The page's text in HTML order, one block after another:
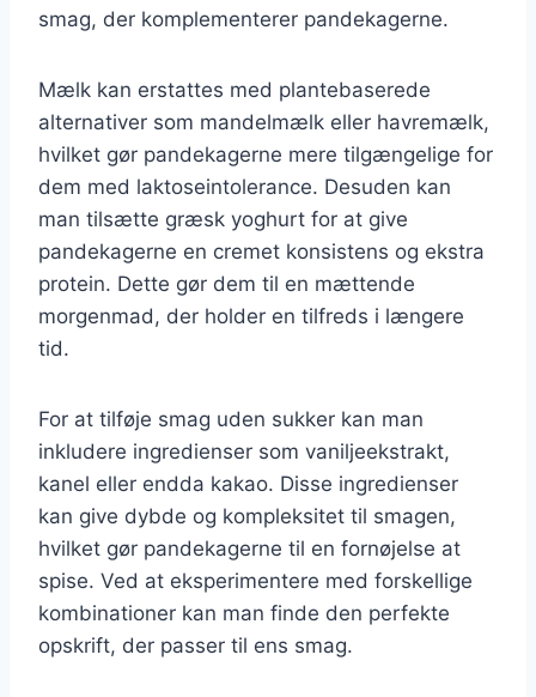
smag, der komplementerer pandekagerne.
Mælk kan erstattes med plantebaserede
alternativer som mandelmælk eller havremælk,
hvilket gør pandekagerne mere tilgængelige for
dem med laktoseintolerance. Desuden kan
man tilsætte græsk yoghurt for at give
pandekagerne en cremet konsistens og ekstra
protein. Dette gør dem til en mættende
morgenmad, der holder en tilfreds i længere
tid.
For at tilføje smag uden sukker kan man
inkludere ingredienser som vaniljeekstrakt,
kanel eller endda kakao. Disse ingredienser
kan give dybde og kompleksitet til smagen,
hvilket gør pandekagerne til en fornøjelse at
spise. Ved at eksperimentere med forskellige
kombinationer kan man finde den perfekte
opskrift, der passer til ens smag.